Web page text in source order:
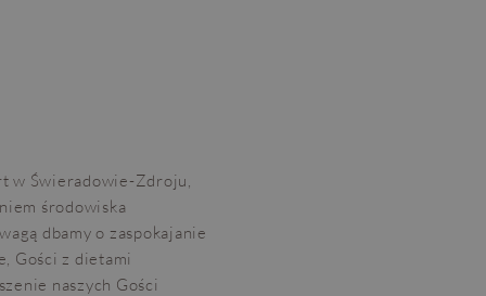
w Świeradowie-Zdroju,
środowiska
dbamy o zaspokajanie
Gości z dietami
naszych Gości